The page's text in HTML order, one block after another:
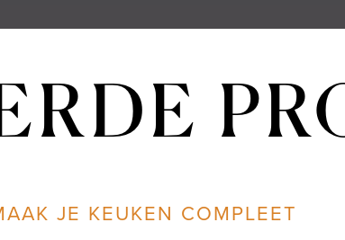
JE KEUKEN COMPLEET